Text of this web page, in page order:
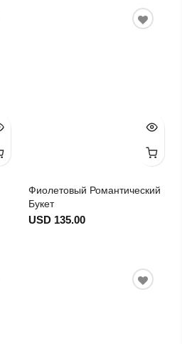
Фиолетовый Романтический
Букет
USD 135.00